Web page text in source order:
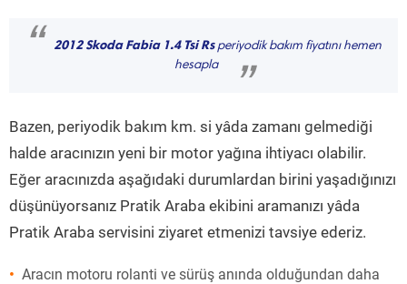
“ 2012 Skoda Fabia 1.4 Tsi Rsperiyodik bakım fiyatını hemen
hesapla
”
Bazen, periyodik bakım km. si yâda zamanı gelmediği
halde aracınızın yeni bir motor yağına ihtiyacı olabilir.
Eğer aracınızda aşağıdaki durumlardan birini yaşadığınızı
düşünüyorsanız Pratik Araba ekibini aramanızı yâda
Pratik Araba servisini ziyaret etmenizi tavsiye ederiz.
Aracın motoru rolanti ve sürüş anında olduğundan daha